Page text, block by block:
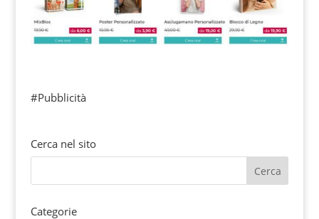
#Pubblicità
Cerca nel sito
Categorie